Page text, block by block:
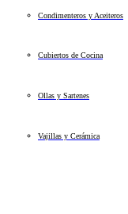
Condimenteros y Aceiteros
Cubiertos de Cocina
Ollas y Sartenes
Vajillas y Cerámica